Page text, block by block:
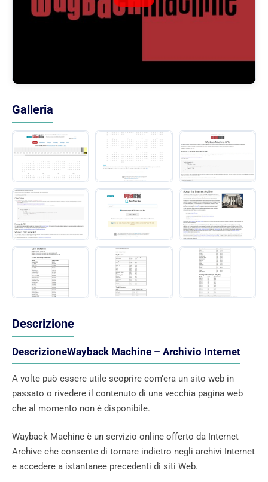
Galleria
Descrizione
DescrizioneWayback Machine – Archivio Internet
A volte può essere utile scoprire com’era un sito web in
passato o rivedere il contenuto di una vecchia pagina web
che al momento non è disponibile.
Wayback Machine è un servizio online offerto da Internet
Archive che consente di tornare indietro negli archivi Internet
e accedere a istantanee precedenti di siti Web.